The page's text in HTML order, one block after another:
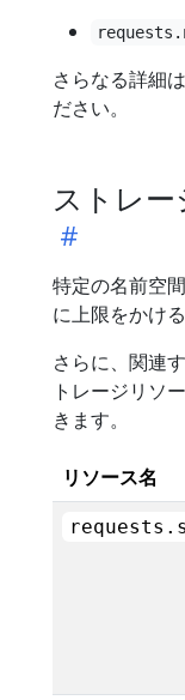
さらなる詳細は
ださい。
ストレ
特定の名前空
に上限をかけ
さらに、関連
トレージリソ
きます。
リソース名